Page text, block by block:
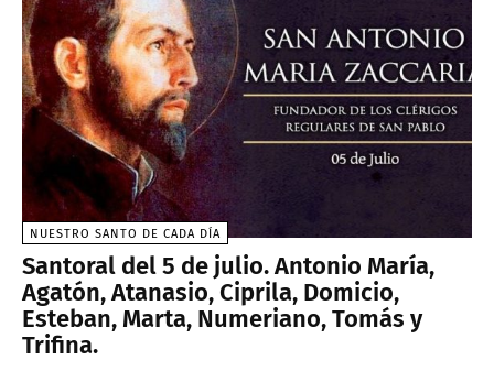
NUESTRO SANTO DE CADA DÍA
Santoral del 5 de julio. Antonio María,
Agatón, Atanasio, Ciprila, Domicio,
Esteban, Marta, Numeriano, Tomás y
Trifina.